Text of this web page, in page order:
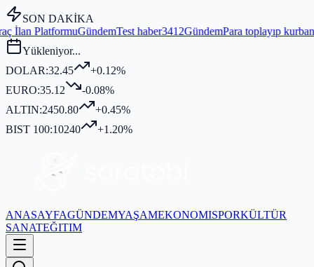
SON DAKİKA
Test haber3412GündemPara toplayıp kurban kesmediği iddia
Yükleniyor...
DOLAR:32.45
+0.12%
EURO:35.12
-0.08%
ALTIN:2450.80
+0.45%
BIST 100:10240 +1.20%
ANASAYFAGÜNDEMYAŞAMEKONOMISPORKÜLTÜR
SANATEĞITIM